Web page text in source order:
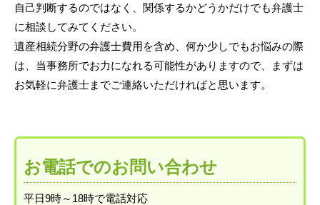
自己判断するのではなく、関係するかどうかだけでも弁護士
に相談してみてください。
遺産相続分野の弁護士費用を含め、何か少しでもお悩みの際
は、当事務所でお力になれる可能性がありますので、まずは
お気軽に弁護士までご連絡いただければと思います。
お電話でのお問い合わせ
平日9時～18時で電話対応